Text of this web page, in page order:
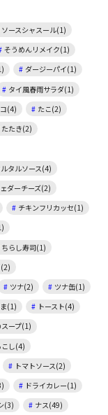
ソースシャスール(1)
そうめんリメイク(1)
ダージーパイ(1)
タイ風春雨サラダ(1)
(4)
たこ(2)
たたき(2)
タルソース(4)
ダーチーズ(2)
チキンフリカッセ(1)
ちらし寿司(1)
ツナ(2)
ツナ缶(1)
(1)
トースト(4)
ープ(1)
こし(4)
トマトソース(2)
ドライカレー(1)
(3)
ナス(49)